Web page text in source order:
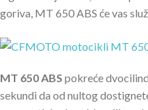
goriva, MT 650 ABS će vas
MT 650 ABS pokreće
sekundi da od nultog